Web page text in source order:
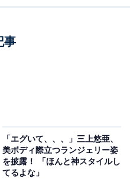
事
「エグいて、、、」三上悠亜、
美ボディ際立つランジェリー姿
を披露！ 「ほんと神スタイルし
てるよな」